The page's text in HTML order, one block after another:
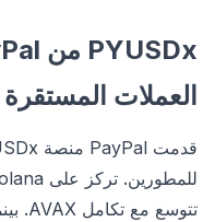
العملات المستقرة